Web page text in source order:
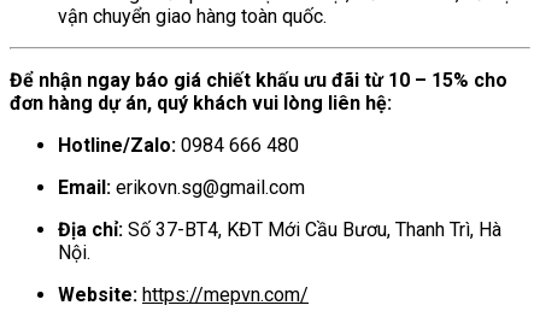
vận chuyển giao hàng toàn quốc.
Để nhận ngay báo giá chiết khấu ưu đãi từ 10 – 15% cho
đơn hàng dự án, quý khách vui lòng liên hệ:
Hotline/Zalo: 0984 666 480
Email: erikovn.sg@gmail.com
Địa chỉ: Số 37-BT4, KĐT Mới Cầu Bươu, Thanh Trì, Hà
Nội.
Website: https://mepvn.com/